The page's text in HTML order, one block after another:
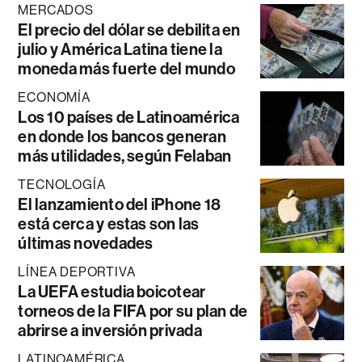
MERCADOS
El precio del dólar se debilita en
julio y América Latina tiene la
moneda más fuerte del mundo
ECONOMÍA
Los 10 países de Latinoamérica
en donde los bancos generan
más utilidades, según Felaban
TECNOLOGÍA
El lanzamiento del iPhone 18
está cerca y estas son las
últimas novedades
LÍNEA DEPORTIVA
La UEFA estudia boicotear
torneos de la FIFA por su plan de
abrirse a inversión privada